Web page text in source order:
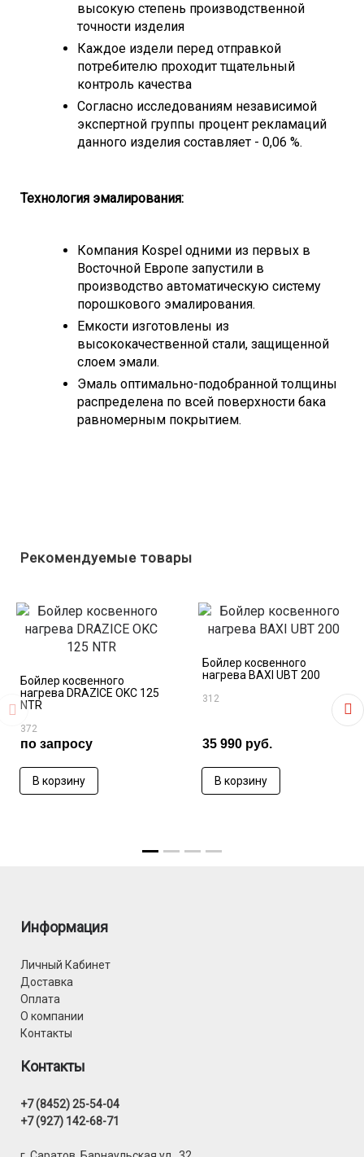
высокую степень производственной
точности изделия
Каждое издели перед отправкой
потребителю проходит тщательный
контроль качества
Согласно исследованиям независимой
экспертной группы процент рекламаций
данного изделия составляет - 0,06 %.
Технология эмалирования:
Компания Kospel одними из первых в
Восточной Европе запустили в
производство автоматическую систему
порошкового эмалирования.
Емкости изготовлены из
высококачественной стали, защищенной
слоем эмали.
Эмаль оптимально-подобранной толщины
распределена по всей поверхности бака
равномерным покрытием.
Рекомендуемые товары
Бойлер косвенного
нагрева DRAZICE OKC 125
NTR
372
по запросу
В корзину
Бойлер косвенного
нагрева BAXI UBT 200
312
35 990 руб.
В корзину
Информация
Личный Кабинет
Доставка
Оплата
О компании
Контакты
Контакты
+7 (8452) 25-54-04
+7 (927) 142-68-71